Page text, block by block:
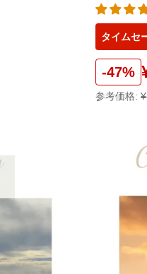
タイムセ
-47%
参考価格: